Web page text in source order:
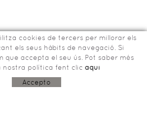
Tomàs de Lorenzana, 15
17800 OLOT (Girona)
cookies de tercers per millorar els
els seus hàbits de navegació. Si
que accepta el seu ús. Pot saber més
nostra política fent clic aquí
Accepto